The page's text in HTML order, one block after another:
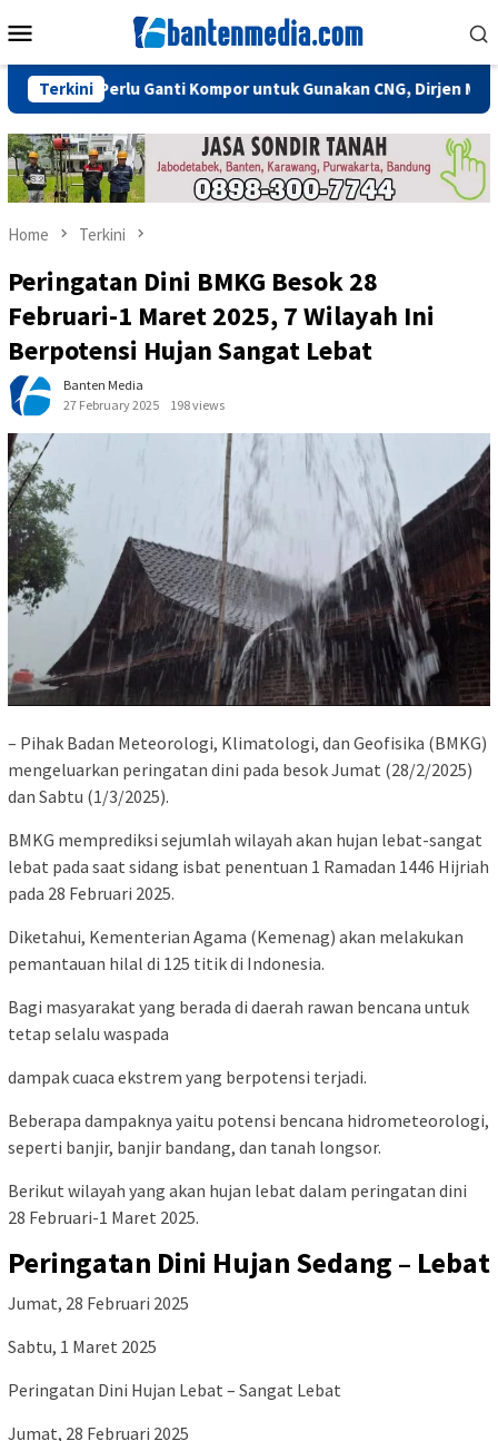
to
Menu
Terkini
Tidak Perlu Ganti Kompor untuk Gunakan CNG, Dirjen Migas:
Home Terkini
Peringatan Dini BMKG Besok 28
Februari-1 Maret 2025, 7 Wilayah Ini
Berpotensi Hujan Sangat Lebat
Banten Media
27 February 2025
198 views
– Pihak Badan Meteorologi, Klimatologi, dan Geofisika (BMKG)
mengeluarkan peringatan dini pada besok Jumat (28/2/2025)
dan Sabtu (1/3/2025).
BMKG memprediksi sejumlah wilayah akan hujan lebat-sangat
lebat pada saat sidang isbat penentuan 1 Ramadan 1446 Hijriah
pada 28 Februari 2025.
Diketahui, Kementerian Agama (Kemenag) akan melakukan
pemantauan hilal di 125 titik di Indonesia.
Bagi masyarakat yang berada di daerah rawan bencana untuk
tetap selalu waspada
dampak cuaca ekstrem yang berpotensi terjadi.
Beberapa dampaknya yaitu potensi bencana hidrometeorologi,
seperti banjir, banjir bandang, dan tanah longsor.
Berikut wilayah yang akan hujan lebat dalam peringatan dini
28 Februari-1 Maret 2025.
Peringatan Dini Hujan Sedang – Lebat
Jumat, 28 Februari 2025
Sabtu, 1 Maret 2025
Peringatan Dini Hujan Lebat – Sangat Lebat
Jumat, 28 Februari 2025